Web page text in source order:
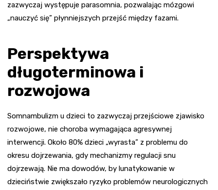
zazwyczaj występuje parasomnia, pozwalając mózgowi
„nauczyć się” płynniejszych przejść między fazami.
Perspektywa
długoterminowa i
rozwojowa
Somnambulizm u dzieci to zazwyczaj przejściowe zjawisko
rozwojowe, nie choroba wymagająca agresywnej
interwencji. Około 80% dzieci „wyrasta” z problemu do
okresu dojrzewania, gdy mechanizmy regulacji snu
dojrzewają. Nie ma dowodów, by lunatykowanie w
dzieciństwie zwiększało ryzyko problemów neurologicznych